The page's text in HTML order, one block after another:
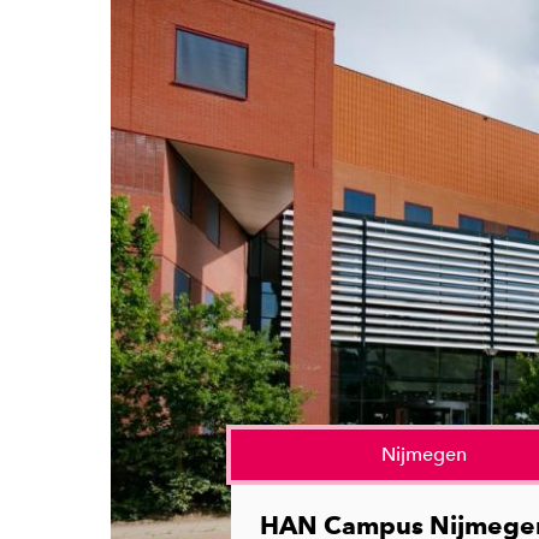
Nijmegen
HAN Campus